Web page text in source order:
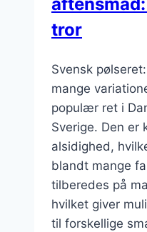
tror
Svensk
mange
populær ret i
Sverige. Den er
alsidighed,
blandt mange
tilberedes på
hvilket giver
til forskellige